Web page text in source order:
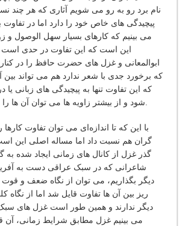
نام برد رو به رو می شویم آثاری که هر چند
پیچیدگی های خاص خود را دارد اما در
می بینیم که کارهای بسیار سهل الوصول و
این است که این تفاوت در حدی است
ابوالمعانی و غزل های حضرت حافظ را در
که برخورد جدی با شعر ندارد هم می تواند بین
که این تفاوت تنها به پیچیدگی های زبانی
شود و از بیشتر زاویه ها می توان آن ها را از یک دیگر تفکیک کرد.
با این که تا اندازه‌ای می توان تفاوت
گران هم نسبت داد اما مساله اصلی این
گذر غزل از کانال های زمانی ایجاد شده به
شاعرانی که در سبک عراقی دست به
دیگر بگذاریم، می توان از نگاه ضعف و
ریز بین آن ها تفاوت قایل شد اما از نگاه
دیگر ندارند و همین طور است غزل های
می بینیم غزل مطابق شرایط زمانی،